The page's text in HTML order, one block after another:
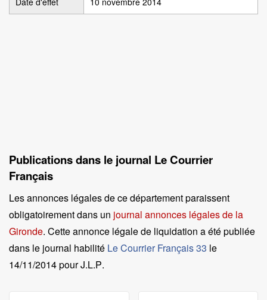
Publications dans le journal Le Courrier
Français
Les annonces légales de ce département paraissent
obligatoirement dans un journal annonces légales de la
Gironde. Cette annonce légale de liquidation a été publiée
dans le journal habilité Le Courrier Français 33 le
14/11/2014 pour J.L.P.